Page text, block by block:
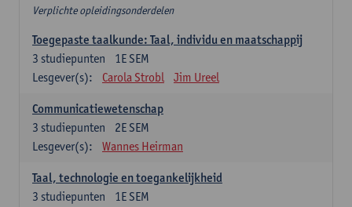
Verplichte opleidingsonderdelen
Toegepaste taalkunde: Taal, individu en maatschappij
1E SEM
3 studiepunten
Lesgever(s):
Carola Strobl Jim Ureel
Communicatiewetenschap
2E SEM
3 studiepunten
Lesgever(s):
Wannes Heirman
Taal, technologie en toegankelijkheid
1E SEM
3 studiepunten